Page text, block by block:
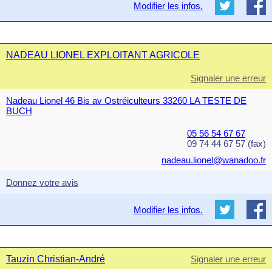
Modifier les infos.
NADEAU LIONEL EXPLOITANT AGRICOLE
Signaler une erreur
Nadeau Lionel 46 Bis av Ostréiculteurs 33260 LA TESTE DE
BUCH
05 56 54 67 67
09 74 44 67 57 (fax)
nadeau.lionel@wanadoo.fr
Donnez votre avis
Modifier les infos.
Tauzin Christian-André Signaler une erreur